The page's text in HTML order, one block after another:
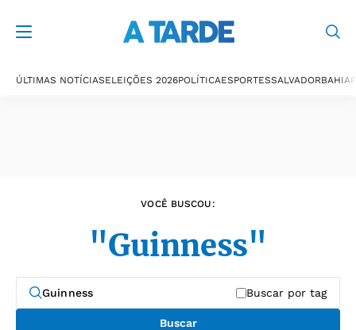
ÚLTIMAS NOTÍCIASELEIÇÕES 2026POLÍTICAESPORTESSALVADORBAHIA
VOCÊ BUSCOU:
"Guinness"
Buscar por tag
Buscar